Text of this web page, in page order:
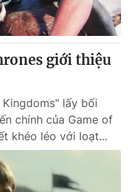
giới thiệu
lấy bối
chính của Game of
khéo léo với loạt...